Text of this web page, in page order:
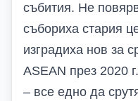
събития. Не
събориха стария
изградиха нов за
ASEAN през 2020
– все едно да